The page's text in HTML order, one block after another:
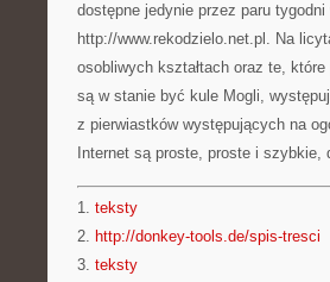
dostępne jedynie przez paru
http://www.rekodzielo.net.pl. Na
osobliwych kształtach oraz te,
są w stanie być kule Mogli,
z pierwiastków występujących na
Internet są proste, proste i
1. teksty
2. http://donkey-tools.de/spis-tresci
3. teksty